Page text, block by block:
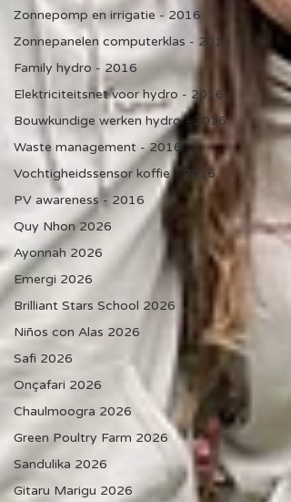
Zonnepomp en irrigatie - 2016
Zonnepanelen computerklas - 2016
Family hydro - 2016
Elektriciteitsnet voor hydro - 2016
Bouwkundige werken hydro - 2016
Waste management - 2016
Vochtigheidssensor koffie - 2016
PV awareness - 2016
Quy Nhon 2026
Ayonnah 2026
Emergi 2026
Brilliant Stars School 2026
Niños con Alas 2026
Safi 2026
Onçafari 2026
Chaulmoogra 2026
Green Poultry Farm 2026
Sandulika 2026
Gitaru Marigu 2026